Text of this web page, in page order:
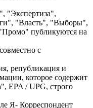
"Экспертиза",
"Власть", "Выборы",
публикуются на
с
републикация и
которое содержит
EPA / UPG, строго
Я- Корреспондент